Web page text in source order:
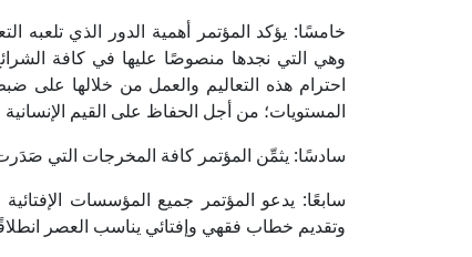
خامسًا: يؤكد المؤتمر أهمية الدور الذي تلعبه
وهي التي نجدها منصوصًا عليها في كافة
احترام هذه التعاليم والعمل من خلالها على
المستويات؛ من أجل الحفاظ على القيم الإنسانية
سادسًا: يثمِّن المؤتمر كافة المخرجات التي
سابعًا: يدعو المؤتمر جميع المؤسسات الإفتائية
وتقديم خطاب فقهي وإفتائي يناسب العصر